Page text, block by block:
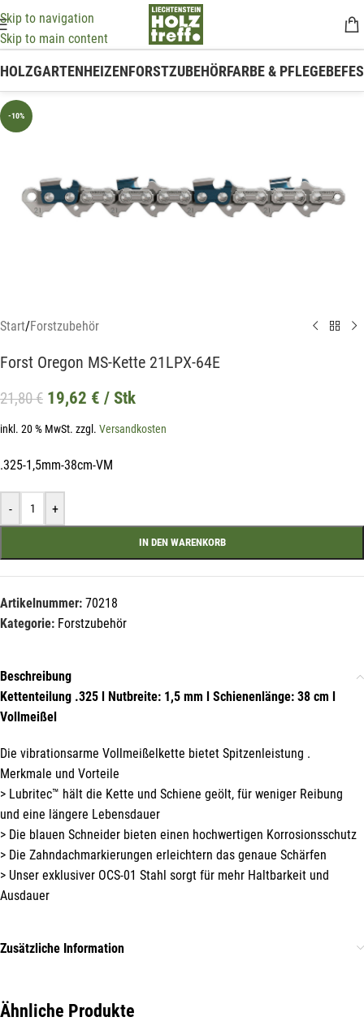
Skip to navigation
Skip to main content
HOLZGARTENHEIZENFORSTZUBEHÖRFARBE & PFLEGE
-10%
Start/Forstzubehör
Forst Oregon MS-Kette 21LPX-64E
21,80€ 19,62 € / Stk
inkl. 20 % MwSt. zzgl. Versandkosten
.325-1,5mm-38cm-VM
- +
IN DEN WARENKORB
Artikelnummer: 70218
Kategorie: Forstzubehör
Beschreibung
Kettenteilung .325 l Nutbreite: 1,5 mm l Schienenlänge: 38 cm l
Vollmeißel
Die vibrationsarme Vollmeißelkette bietet Spitzenleistung .
Merkmale und Vorteile
> Lubritec™ hält die Kette und Schiene geölt, für weniger Reibung
und eine längere Lebensdauer
> Die blauen Schneider bieten einen hochwertigen Korrosionsschutz
> Die Zahndachmarkierungen erleichtern das genaue Schärfen
> Unser exklusiver OCS-01 Stahl sorgt für mehr Haltbarkeit und
Ausdauer
Zusätzliche Information
Ähnliche Produkte
immer top-informiert über
Veranstaltungen und Aktionen
unseres Unternehmens.
Name*
Zwecke der Zusendung von Newslettern über Neuigkeiten in der
Liechtenstein Holztreff GmbH im Einklang mit der